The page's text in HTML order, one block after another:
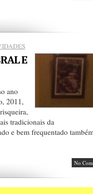
E
ano
2011,
tradicionais da
e bem frequentado
No